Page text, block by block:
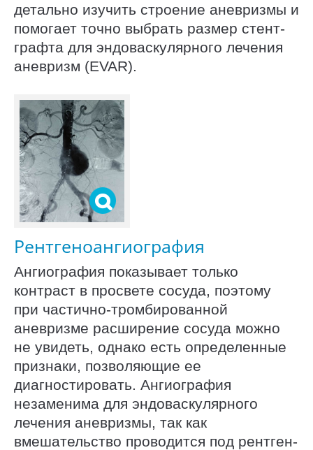
детально изучить строение аневризмы и
помогает точно выбрать размер стент-
графта для эндоваскулярного лечения
аневризм (EVAR).
Рентгеноангиография
Ангиография показывает только
контраст в просвете сосуда, поэтому
при частично-тромбированной
аневризме расширение сосуда можно
не увидеть, однако есть определенные
признаки, позволяющие ее
диагностировать. Ангиография
незаменима для эндоваскулярного
лечения аневризмы, так как
вмешательство проводится под рентген-